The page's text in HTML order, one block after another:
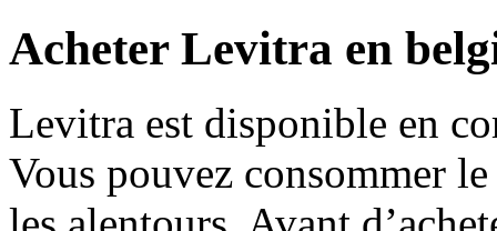
Acheter Levitra en
Levitra est disponible en
Vous pouvez consommer